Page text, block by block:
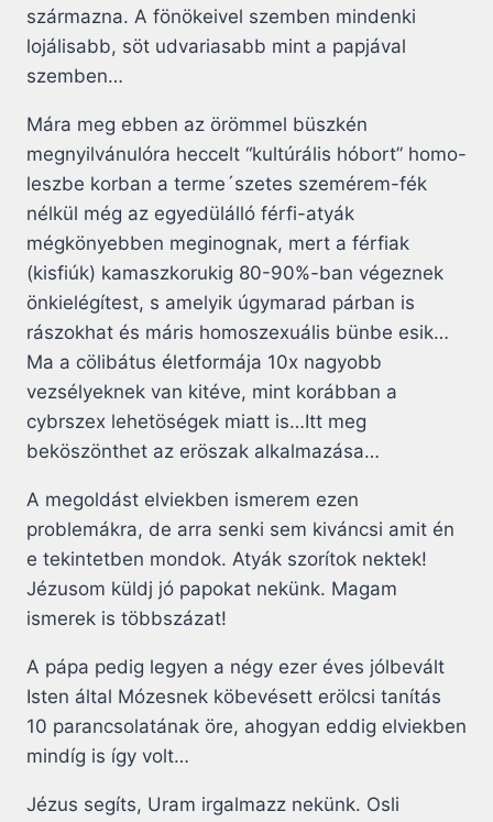
származna. A fönökeivel szemben mindenki
lojálisabb, söt udvariasabb mint a papjával
szemben…
Mára meg ebben az örömmel büszkén
megnyilvánulóra heccelt “kultúrális hóbort” homo-
leszbe korban a terme´szetes szemérem-fék
nélkül még az egyedülálló férfi-atyák
mégkönyebben meginognak, mert a férfiak
(kisfiúk) kamaszkorukig 80-90%-ban végeznek
önkielégítest, s amelyik úgymarad párban is
rászokhat és máris homoszexuális bünbe esik…
Ma a cölibátus életformája 10x nagyobb
vezsélyeknek van kitéve, mint korábban a
cybrszex lehetöségek miatt is…Itt meg
beköszönthet az eröszak alkalmazása…
A megoldást elviekben ismerem ezen
problemákra, de arra senki sem kiváncsi amit én
e tekintetben mondok. Atyák szorítok nektek!
Jézusom küldj jó papokat nekünk. Magam
ismerek is többszázat!
A pápa pedig legyen a négy ezer éves jólbevált
Isten által Mózesnek köbevésett erölcsi tanítás
10 parancsolatának öre, ahogyan eddig elviekben
mindíg is így volt…
Jézus segíts, Uram irgalmazz nekünk. Osli